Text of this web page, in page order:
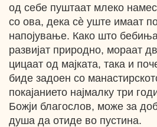
од себе пуштаат млеко
со ова, дека cѐ уште имаат
напојување. Како што
развијат природно, мораат
цицаат од мајката, така и
биде задоен со
покајанието најмалку три
Божји благослов, може за
душа да отиде во пустина.